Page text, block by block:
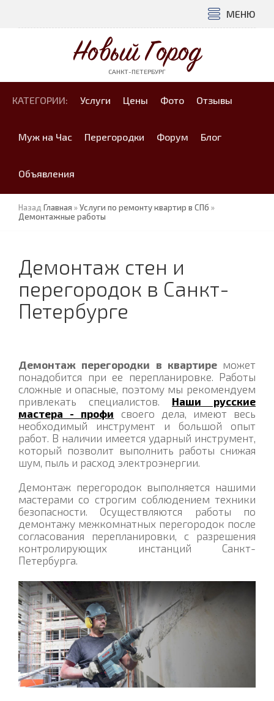
МЕНЮ
Новый Город
САНКТ-ПЕТЕРБУРГ
КАТЕГОРИИ: Услуги Цены Фото Отзывы
Муж на Час Перегородки Форум Блог
Объявления
Назад Главная »Услуги по ремонту квартир в СПб »
Демонтажные работы
Демонтаж стен и
перегородок в Санкт-
Петербурге
Демонтаж перегородки в квартиреможет
понадобится при ее перепланировке. Работы
сложные и опасные, поэтому мы рекомендуем
привлекать специалистов. Наши русские
мастера - профи своего дела, имеют весь
необходимый инструмент и большой опыт
работ. В наличии имеется ударный инструмент,
который позволит выполнить работы снижая
шум, пыль и расход электроэнергии.
Демонтаж перегородок выполняется нашими
мастерами со строгим соблюдением техники
безопасности. Осуществляются работы по
демонтажу межкомнатных перегородок после
согласования перепланировки, с разрешения
контролирующих инстанций Санкт-
Петербурга.